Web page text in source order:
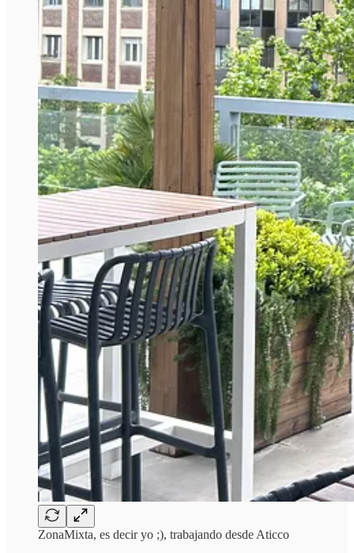
ZonaMixta, es decir yo ;), trabajando desde Aticco